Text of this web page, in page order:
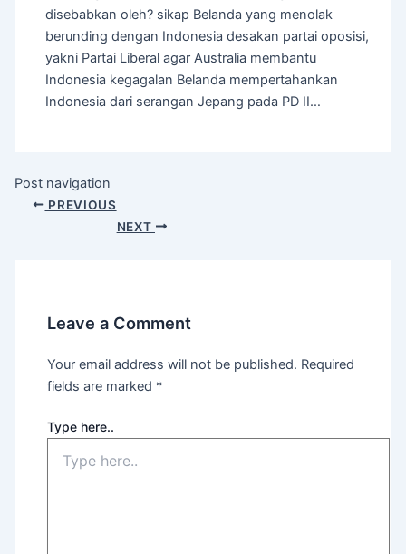
disebabkan oleh? sikap Belanda yang menolak
berunding dengan Indonesia desakan partai oposisi,
yakni Partai Liberal agar Australia membantu
Indonesia kegagalan Belanda mempertahankan
Indonesia dari serangan Jepang pada PD II…
Post navigation
PREVIOUS
NEXT
Leave a Comment
Your email address will not be published. Required
fields are marked *
Type here..